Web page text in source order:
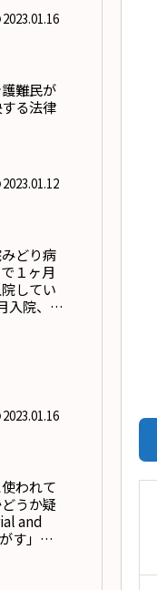
2023.01.16
難民が
る法律
2023.01.12
どり病
１ヶ月
してい
入院、変
2023.01.16
われて
うか疑
and
す」操